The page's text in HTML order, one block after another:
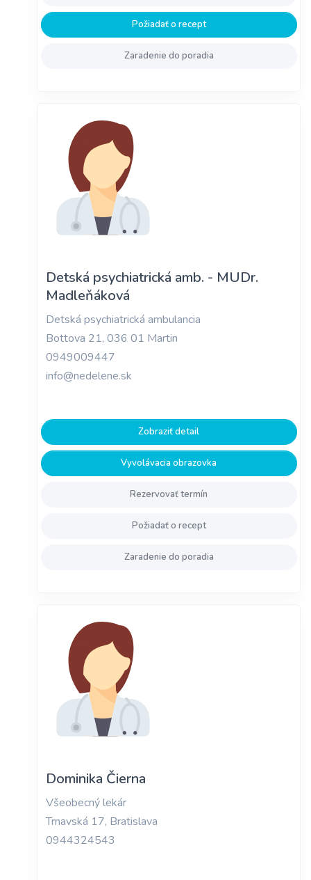
Požiadať o recept
Zaradenie do poradia
Detská psychiatrická amb. - MUDr.
Madleňáková
Detská psychiatrická ambulancia
Bottova 21, 036 01 Martin
0949009447
info@nedelene.sk
Zobraziť detail
Vyvolávacia obrazovka
Rezervovať termín
Požiadať o recept
Zaradenie do poradia
Dominika Čierna
Všeobecný lekár
Trnavská 17, Bratislava
0944324543